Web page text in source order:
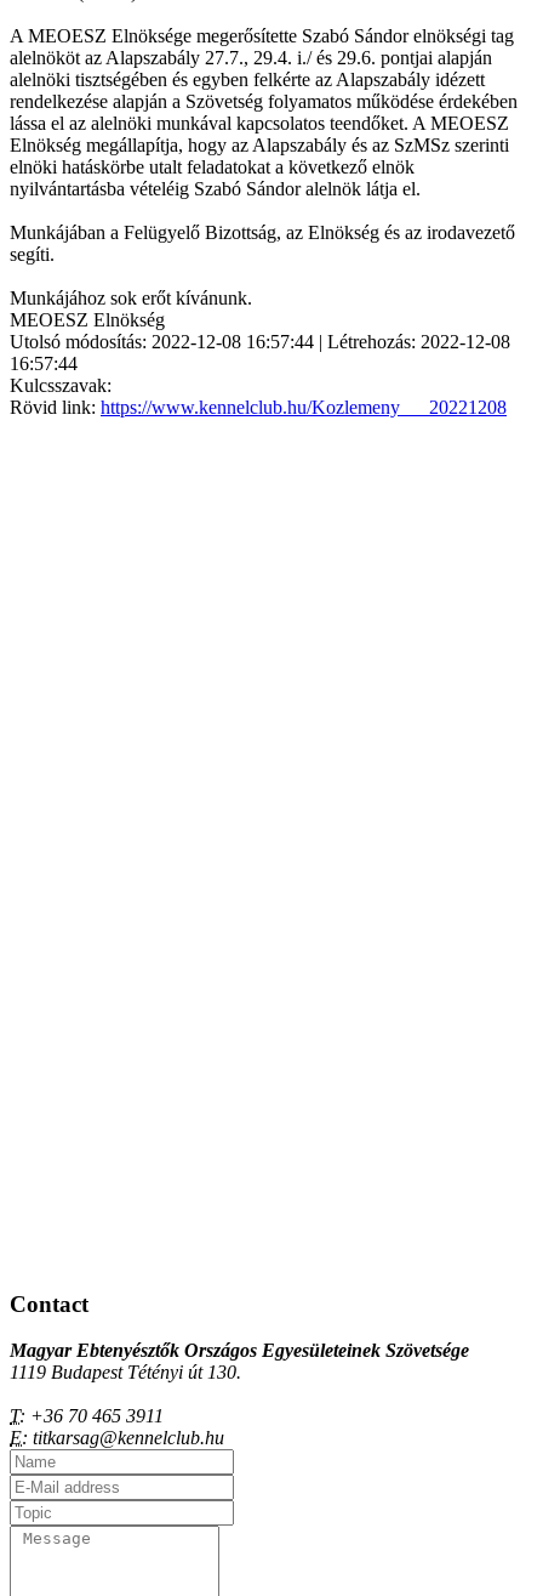
A MEOESZ Elnöksége megerősítette Szabó Sándor elnökségi tag
alelnököt az Alapszabály 27.7., 29.4. i./ és 29.6. pontjai alapján
alelnöki tisztségében és egyben felkérte az Alapszabály idézett
rendelkezése alapján a Szövetség folyamatos működése érdekében
lássa el az alelnöki munkával kapcsolatos teendőket. A MEOESZ
Elnökség megállapítja, hogy az Alapszabály és az SzMSz szerinti
elnöki hatáskörbe utalt feladatokat a következő elnök
nyilvántartásba vételéig Szabó Sándor alelnök látja el.
Munkájában a Felügyelő Bizottság, az Elnökség és az irodavezető
segíti.
Munkájához sok erőt kívánunk.
MEOESZ Elnökség
Utolsó módosítás: 2022-12-08 16:57:44 | Létrehozás: 2022-12-08
16:57:44
Kulcsszavak:
Rövid link: https://www.kennelclub.hu/Kozlemeny___20221208
Contact
Magyar Ebtenyésztők Országos Egyesületeinek Szövetsége
1119 Budapest Tétényi út 130.
T: +36 70 465 3911
E: titkarsag@kennelclub.hu